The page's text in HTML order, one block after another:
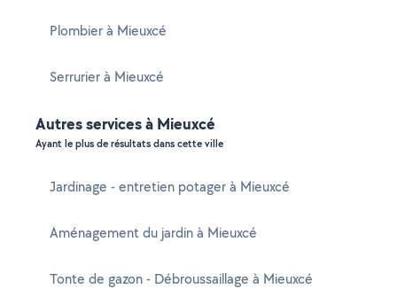
Plombier à Mieuxcé
Serrurier à Mieuxcé
Autres services à Mieuxcé
Ayant le plus de résultats dans cette ville
Jardinage - entretien potager à Mieuxcé
Aménagement du jardin à Mieuxcé
Tonte de gazon - Débroussaillage à Mieuxcé